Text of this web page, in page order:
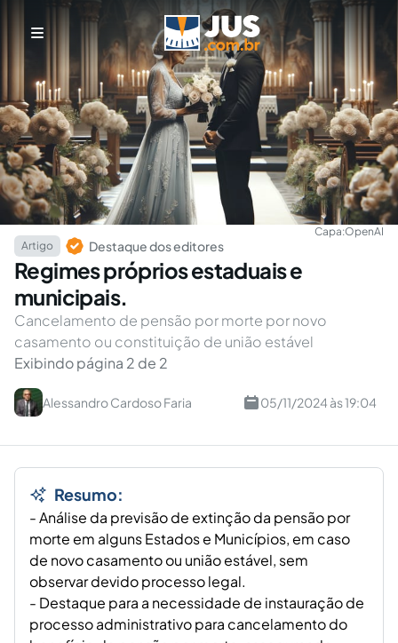
Capa:OpenAI
Artigo
Destaque dos editores
Regimes próprios estaduais e
municipais.
Cancelamento de pensão por morte por novo
casamento ou constituição de união estável
Exibindo página 2 de 2
Alessandro Cardoso Faria 05/11/2024 às 19:04
Resumo:
- Análise da previsão de extinção da pensão por
morte em alguns Estados e Municípios, em caso
de novo casamento ou união estável, sem
observar devido processo legal.
- Destaque para a necessidade de instauração de
processo administrativo para cancelamento do